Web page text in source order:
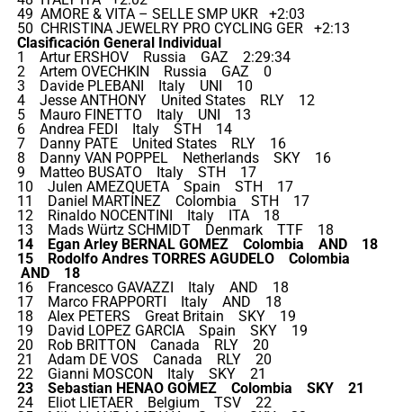
49 AMORE & VITA – SELLE SMP UKR +2:03
50 CHRISTINA JEWELRY PRO CYCLING GER +2:13
Clasificación General Individual
1 Artur ERSHOV Russia GAZ 2:29:34
2 Artem OVECHKIN Russia GAZ 0
3 Davide PLEBANI Italy UNI 10
4 Jesse ANTHONY United States RLY 12
5 Mauro FINETTO Italy UNI 13
6 Andrea FEDI Italy STH 14
7 Danny PATE United States RLY 16
8 Danny VAN POPPEL Netherlands SKY 16
9 Matteo BUSATO Italy STH 17
10 Julen AMEZQUETA Spain STH 17
11 Daniel MARTÍNEZ Colombia STH 17
12 Rinaldo NOCENTINI Italy ITA 18
13 Mads Würtz SCHMIDT Denmark TTF 18
14 Egan Arley BERNAL GOMEZ Colombia AND 18
15 Rodolfo Andres TORRES AGUDELO Colombia
AND 18
16 Francesco GAVAZZI Italy AND 18
17 Marco FRAPPORTI Italy AND 18
18 Alex PETERS Great Britain SKY 19
19 David LOPEZ GARCIA Spain SKY 19
20 Rob BRITTON Canada RLY 20
21 Adam DE VOS Canada RLY 20
22 Gianni MOSCON Italy SKY 21
23 Sebastian HENAO GOMEZ Colombia SKY 21
24 Eliot LIETAER Belgium TSV 22